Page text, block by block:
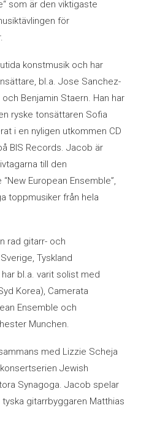
som är den viktigaste
för
konstmusik och har
bl.a. Jose Sanchez-
Benjamin Staern. Han har
ryske tonsättaren Sofia
i en nyligen utkommen CD
BIS Records. Jacob är
till den
European Ensemble”,
toppmusiker från hela
rad gitarr- och
Tyskland
bl.a. varit solist med
Korea), Camerata
Ensemble och
Munchen.
med Lizzie Scheja
Jewish
Synagoga. Jacob spelar
gitarrbyggaren Matthias